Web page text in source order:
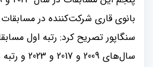
بانوی قاری شرکت‌کننده در مسابقات
سنگاپور تصریح کرد: رتبه اول
سال‌های